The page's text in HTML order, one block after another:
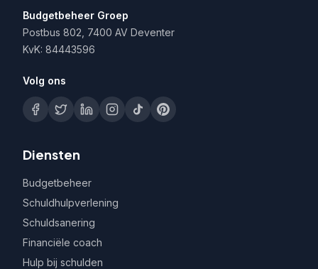
Budgetbeheer Groep
Postbus 802, 7400 AV Deventer
KvK: 84443596
Volg ons
Diensten
Budgetbeheer
Schuldhulpverlening
Schuldsanering
Financiële coach
Hulp bij schulden